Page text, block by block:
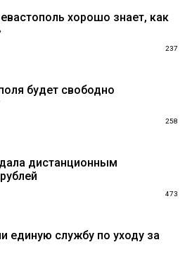
хорошо знает, как
237
будет свободно
258
дистанционным
473
единую службу по уходу за